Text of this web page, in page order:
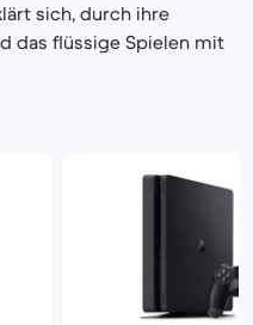
sich, durch ihre
das flüssige Spielen mit